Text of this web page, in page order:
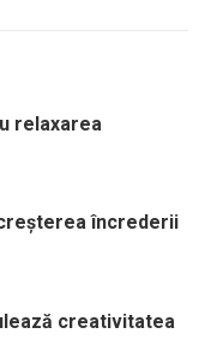
relaxarea
încrederii
creativitatea